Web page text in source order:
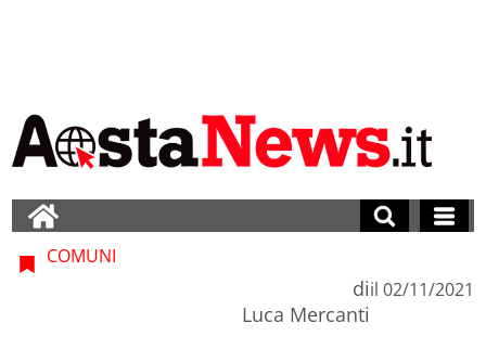
COMUNI
di
Luca Mercanti
il 02/11/2021